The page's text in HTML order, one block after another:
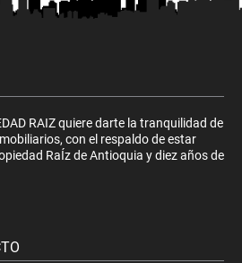
RAIZ quiere darte la tranquilidad de
con el respaldo de estar
RaÍz de Antioquia y diez años de